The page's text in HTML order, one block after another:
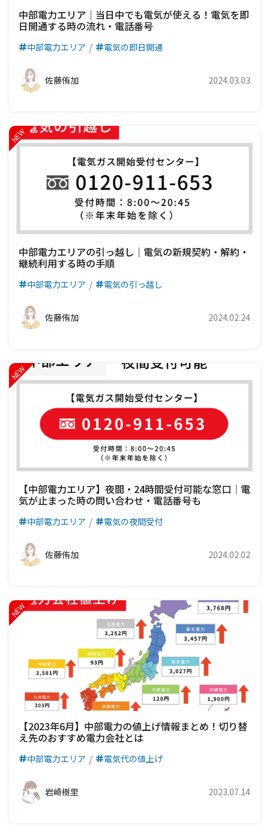
中部電力エリア｜当日中でも電気が使える！電気を即
日開通する時の流れ・電話番号
中部電力エリア 電気の即日開通
佐藤侑加 2024.03.03
中部電力エリアの引っ越し｜電気の新規契約・解約・
継続利用する時の手順
中部電力エリア 電気の引っ越し
佐藤侑加 2024.02.24
【中部電力エリア】夜間・24時間受付可能な窓口｜電
気が止まった時の問い合わせ・電話番号も
中部電力エリア 電気の夜間受付
佐藤侑加 2024.02.02
【2023年6月】中部電力の値上げ情報まとめ！切り替
え先のおすすめ電力会社とは
中部電力エリア 電気代の値上げ
岩崎樹里 2023.07.14